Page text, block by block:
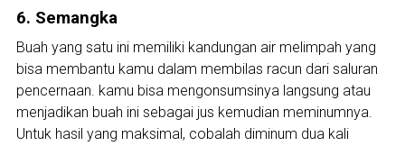
6. Semangka
Buah yang satu ini memiliki kandungan air melimpah yang
bisa membantu kamu dalam membilas racun dari saluran
pencernaan. kamu bisa mengonsumsinya langsung atau
menjadikan buah ini sebagai jus kemudian meminumnya.
Untuk hasil yang maksimal, cobalah diminum dua kali